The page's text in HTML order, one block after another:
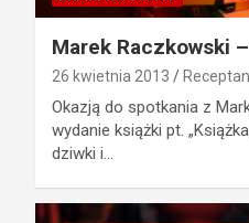
Marek Raczkowski
26 kwietnia 2013
Okazją do spotkania z
wydanie książki pt.
dziwki i…